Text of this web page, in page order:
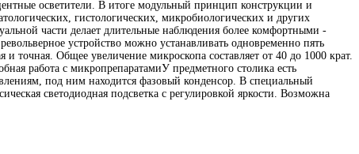
осветители. В итоге модульный принцип конструкции и
гистологических, микробиологических и других
части делает длительные наблюдения более комфортными -
устройство можно устанавливать одновременно пять
точная. Общее увеличение микроскопа составляет от 40 до 1000 крат.
работа с микропрепаратамиУ предметного столика есть
под ним находится фазовый конденсор. В специальный
светодиодная подсветка с регулировкой яркости. Возможна